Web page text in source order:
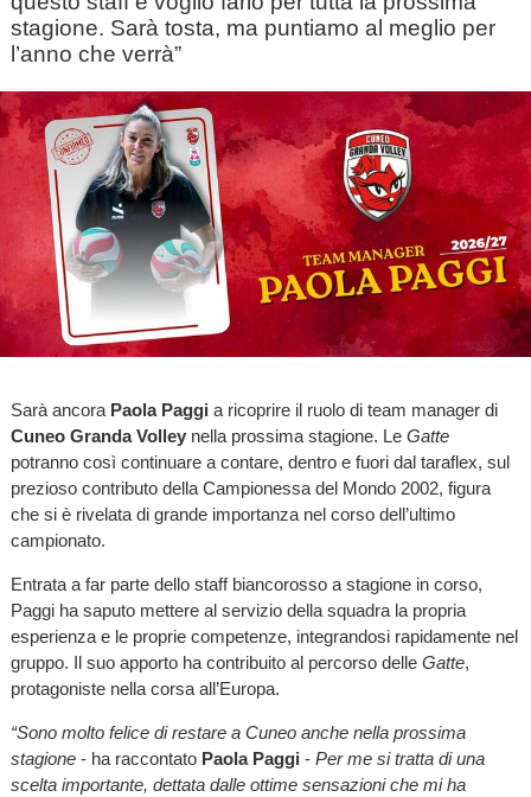
stagione. Sarà tosta, ma puntiamo al meglio per
l’anno che verrà”
Sarà ancora Paola Paggi a ricoprire il ruolo di team manager di
Cuneo Granda Volleynella prossima stagione. Le Gatte
potranno così continuare a contare, dentro e fuori dal taraflex, sul
prezioso contributo della Campionessa del Mondo 2002, figura
che si è rivelata di grande importanza nel corso dell’ultimo
campionato.
Entrata a far parte dello staff biancorosso a stagione in corso,
Paggi ha saputo mettere al servizio della squadra la propria
esperienza e le proprie competenze, integrandosi rapidamente nel
gruppo. Il suo apporto ha contribuito al percorso delle Gatte,
protagoniste nella corsa all’Europa.
“Sono molto felice di restare a Cuneo anche nella prossima
stagione- ha raccontato Paola Paggi - Per me si tratta di una
scelta importante, dettata dalle ottime sensazioni che mi ha